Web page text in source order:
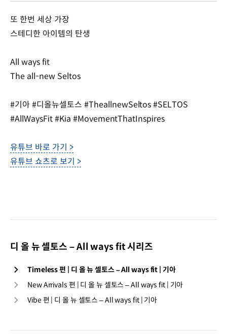
또 한번 세상 가장
스테디한 아이템의 탄생
All ways fit
The all-new Seltos
#기아 #디올뉴셀토스 #TheallnewSeltos #SELTOS
#AllWaysFit #Kia #MovementThatInspires
유튜브 바로 가기 >
유튜브 쇼츠로 보기 >
디 올 뉴 셀토스 – All ways fit 시리즈
Timeless 편 | 디 올 뉴 셀토스 – All ways fit | 기아
New Arrivals 편 | 디 올 뉴 셀토스 – All ways fit | 기아
Vibe 편 | 디 올 뉴 셀토스 – All ways fit | 기아